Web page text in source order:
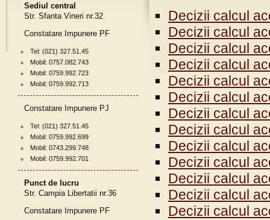
Sediul central
Str. Sfanta Vineri nr.32
Constatare Impunere PF
Tel: (021) 327.51.45
Mobil: 0757.082.743
Mobil: 0759.992.723
Mobil: 0759.992.713
Constatare Impunere PJ
Tel: (021) 327.51.45
Mobil: 0759.992.699
Mobil: 0743.299.748
Mobil: 0759.992.701
Punct de lucru
Str. Campia Libertatii nr.36
Constatare Impunere PF
Decizii calcul
Decizii calcul
Decizii calcul
Decizii calcul
Decizii calcul
Decizii calcul
Decizii calcul
Decizii calcul
Decizii calcul
Decizii calcul
Decizii calcul
Decizii calcul
Decizii calcul